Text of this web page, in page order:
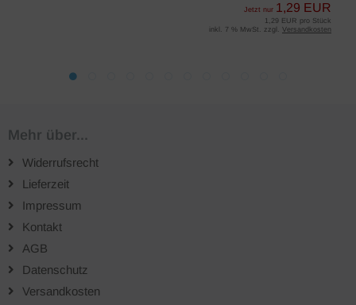
Jetzt nur 1,29 EUR
1,29 EUR pro Stück
inkl. 7 % MwSt. zzgl. Versandkosten
Mehr über...
Widerrufsrecht
Lieferzeit
Impressum
Kontakt
AGB
Datenschutz
Versandkosten